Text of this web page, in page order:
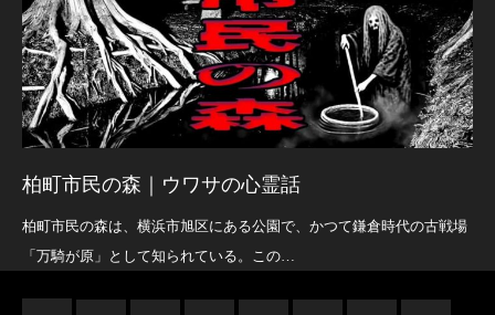
柏町市民の森｜ウワサの心霊話
柏町市民の森は、横浜市旭区にある公園で、かつて鎌倉時代の古戦場
「万騎が原」として知られている。この…